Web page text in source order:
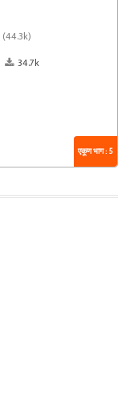
(44.3k)
34.7k
एकूण भाग : 5